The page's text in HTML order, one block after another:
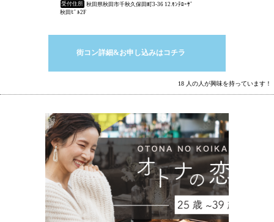
受付住所 秋田県秋田市千秋久保田町3-36 12.ﾓﾝﾃﾛｰｻﾞ
秋田ﾋﾞﾙ2F
街コン詳細&お申し込みはコチラ
18 人の人が興味を持っています！